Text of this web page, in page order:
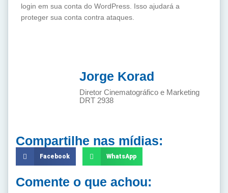
login em sua conta do WordPress. Isso ajudará a
proteger sua conta contra ataques.
Jorge Korad
Diretor Cinematográfico e Marketing
DRT 2938
Compartilhe nas mídias:
Facebook WhatsApp
Comente o que achou: